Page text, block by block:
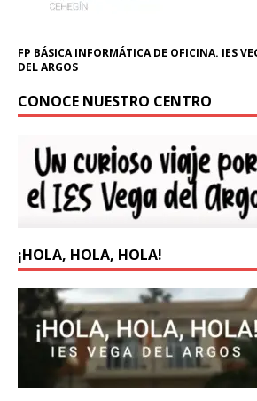
FP BÁSICA INFORMÁTICA DE OFICINA. IES
DEL ARGOS
CONOCE NUESTRO CENTRO
¡HOLA, HOLA, HOLA!